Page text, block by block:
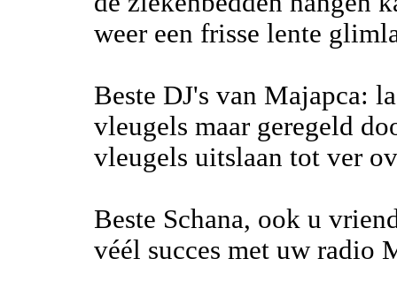
weer een frisse lente
Beste DJ's van Majapca:
vleugels maar geregeld
vleugels uitslaan tot ver
Beste Schana, ook u
véél succes met uw radio